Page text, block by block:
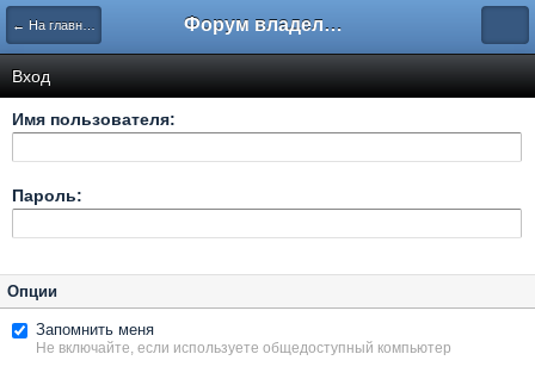
← На главную Форум владельцев интернет-магазинов
Вход
Имя пользователя:
Пароль:
Опции
Запомнить меня
Не включайте, если используете общедоступный компьютер